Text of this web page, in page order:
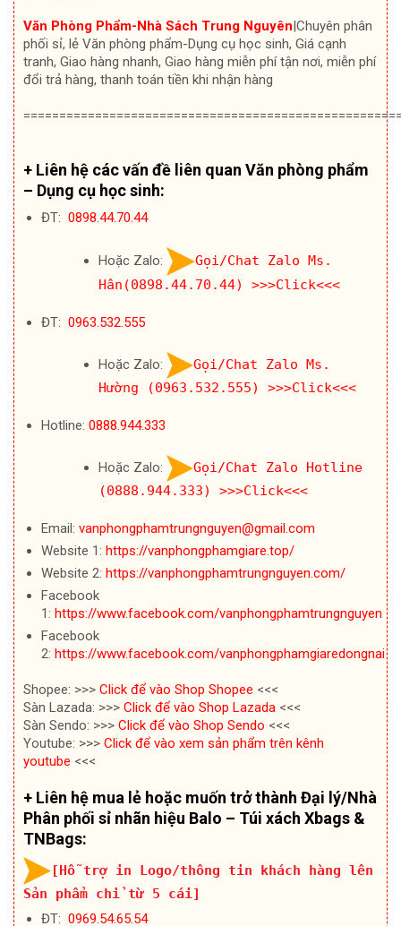
Văn Phòng Phẩm-Nhà Sách Trung Nguyên|Chuyên phân
phối sỉ, lẻ Văn phòng phẩm-Dụng cụ học sinh, Giá cạnh
tranh, Giao hàng nhanh, Giao hàng miễn phí tận nơi, miễn phí
đổi trả hàng, thanh toán tiền khi nhận hàng
+ Liên hệ các vấn đề liên quan Văn phòng phẩm
– Dụng cụ học sinh:
ĐT: 0898.44.70.44
Hoặc Zalo:
Gọi/Chat Zalo Ms.
Hân(0898.44.70.44)
>>>Click<<<
ĐT: 0963.532.555
Hoặc Zalo:
Gọi/Chat Zalo Ms.
Hường (0963.532.555)
>>>Click<<<
Hotline: 0888.944.333
Hoặc Zalo:
Gọi/Chat Zalo Hotline
(0888.944.333)
>>>Click<<<
Email: vanphongphamtrungnguyen@gmail.com
Website 1: https://vanphongphamgiare.top/
Website 2: https://vanphongphamtrungnguyen.com/
Facebook
1: https://www.facebook.com/vanphongphamtrungnguyen
Facebook
2: https://www.facebook.com/vanphongphamgiaredongnai
Shopee: >>> Click để vào Shop Shopee <<<
Sàn Lazada: >>> Click để vào Shop Lazada <<<
Sàn Sendo: >>> Click để vào Shop Sendo <<<
Youtube: >>> Click để vào xem sản phẩm trên kênh
youtube <<<
+ Liên hệ mua lẻ hoặc muốn trở thành Đại lý/Nhà
Phân phối sỉ nhãn hiệu Balo – Túi xách Xbags &
TNBags:
[Hỗ trợ in Logo/thông tin khách hàng lên
Sản phẩm chỉ từ 5 cái]
ĐT: 0969.54.65.54